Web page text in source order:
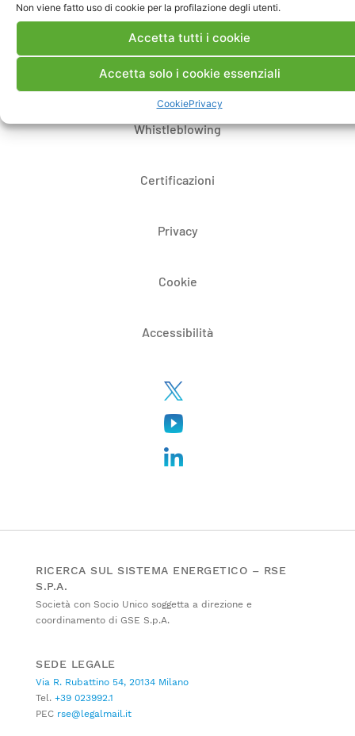
Non viene fatto uso di cookie per la profilazione degli utenti.
Accetta tutti i cookie
Accetta solo i cookie essenziali
CookiePrivacy
Bandi di gara e contratti
Whistleblowing
Certificazioni
Privacy
Cookie
Accessibilità
RICERCA SUL SISTEMA ENERGETICO – RSE
S.P.A.
Società con Socio Unico soggetta a direzione e
coordinamento di GSE S.p.A.
SEDE LEGALE
Via R. Rubattino 54, 20134 Milano
Tel. +39 023992.1
PEC rse@legalmail.it